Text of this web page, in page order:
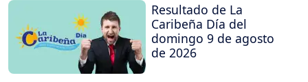
Resultado de La
Caribeña Día del
domingo 9 de agosto
de 2026